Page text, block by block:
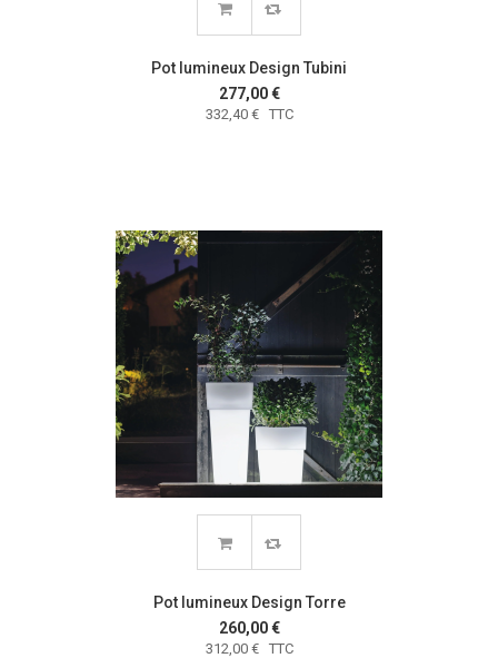
Pot lumineux Design Tubini
277,00 €
332,40 € TTC
Pot lumineux Design Torre
260,00 €
312,00 € TTC